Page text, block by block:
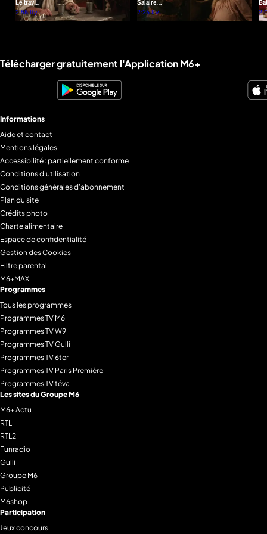
Le travail
/ De la
merde /
pour toi
2:58 Il y a
11
Salaire
familial /
Right on
un
2:26 Il y a
11
/
Liens utiles M6+.
Télécharger gratuitement l'Application M6+
Informations
Aide et contact
Mentions légales
Accessibilité : partiellement conforme
Conditions d'utilisation
Conditions générales d'abonnement
Plan du site
Crédits photo
Charte alimentaire
Espace de confidentialité
Gestion des Cookies
Filtre parental
M6+MAX
Programmes
Tous les programmes
Programmes TV M6
Programmes TV W9
Programmes TV Gulli
Programmes TV 6ter
Programmes TV Paris Première
Programmes TV téva
Les sites du Groupe M6
M6+ Actu
RTL
RTL2
Funradio
Gulli
Groupe M6
Publicité
M6shop
Participation
Jeux concours